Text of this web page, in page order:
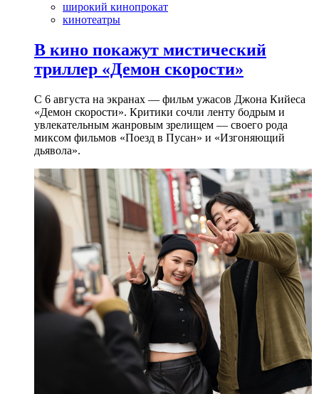
широкий кинопрокат
кинотеатры
В кино покажут мистический
триллер «Демон скорости»
С 6 августа на экранах — фильм ужасов Джона Кийеса
«Демон скорости». Критики сочли ленту бодрым и
увлекательным жанровым зрелищeм — своего рода
миксом фильмов «Поезд в Пусан» и «Изгоняющий
дьявола».